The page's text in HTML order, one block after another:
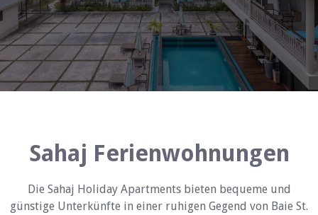
Sahaj Ferienwohnungen
Die Sahaj Holiday Apartments bieten bequeme und
günstige Unterkünfte in einer ruhigen Gegend von Baie St.